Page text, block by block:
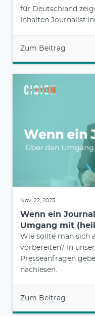
für Deutschland
Inhalten
Zum Beitrag
Nov. 22, 2023
Wenn ein
Umgang mit
Wie sollte man sich
vorbereiten? In
Presseanfragen
nachlesen.
Zum Beitrag